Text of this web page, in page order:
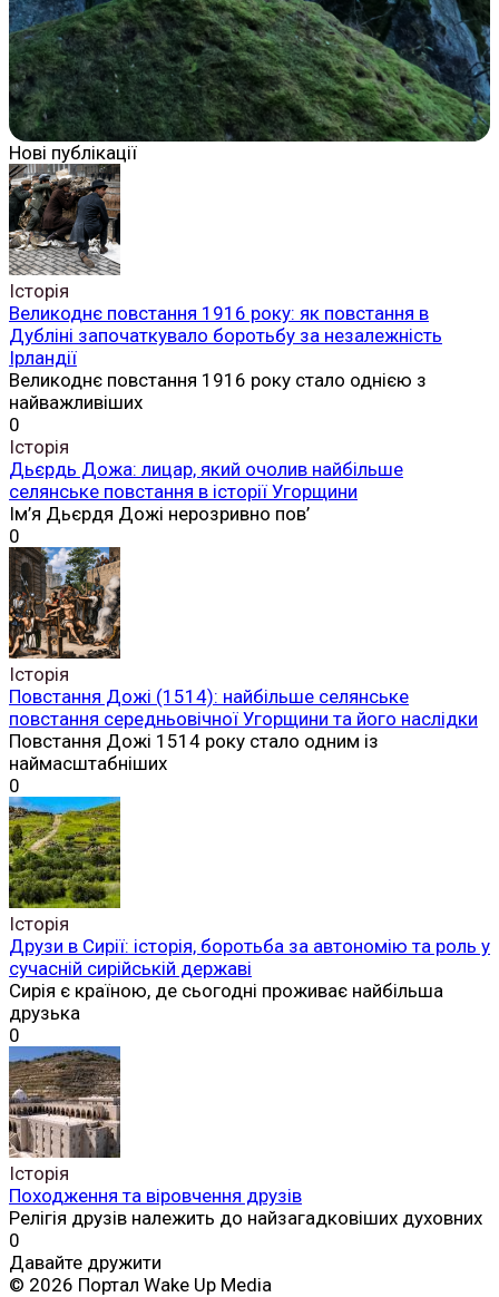
Нові публікації
Історія
Великоднє повстання 1916 року: як повстання в
Дубліні започаткувало боротьбу за незалежність
Ірландії
Великоднє повстання 1916 року стало однією з
найважливіших
0
Історія
Дьєрдь Дожа: лицар, який очолив найбільше
селянське повстання в історії Угорщини
Ім’я Дьєрдя Дожі нерозривно пов’
0
Історія
Повстання Дожі (1514): найбільше селянське
повстання середньовічної Угорщини та його наслідки
Повстання Дожі 1514 року стало одним із
наймасштабніших
0
Історія
Друзи в Сирії: історія, боротьба за автономію та роль у
сучасній сирійській державі
Сирія є країною, де сьогодні проживає найбільша
друзька
0
Історія
Походження та віровчення друзів
Релігія друзів належить до найзагадковіших духовних
0
Давайте дружити
© 2026 Портал Wake Up Media